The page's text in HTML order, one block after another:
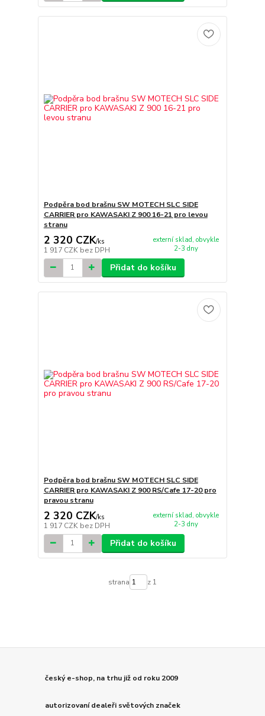
Podpěra bod brašnu SW MOTECH SLC SIDE
CARRIER pro KAWASAKI Z 900 16-21 pro levou
stranu
2 320 CZK/ks
1 917 CZK bez DPH
externí sklad, obvykle
2-3 dny
Přidat do košíku
Podpěra bod brašnu SW MOTECH SLC SIDE
CARRIER pro KAWASAKI Z 900 RS/Cafe 17-20 pro
pravou stranu
2 320 CZK/ks
1 917 CZK bez DPH
externí sklad, obvykle
2-3 dny
Přidat do košíku
strana z 1
český e-shop, na trhu již od roku 2009
autorizovaní dealeři světových značek